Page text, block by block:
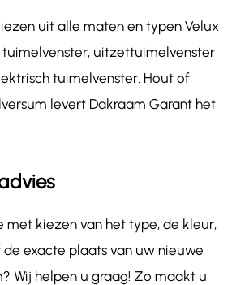
uit alle maten en typen Velux
uitzettuimelvenster
tuimelvenster. Hout of
levert Dakraam Garant het
met kiezen van het type, de kleur,
exacte plaats van uw nieuwe
Wij helpen u graag! Zo maakt u